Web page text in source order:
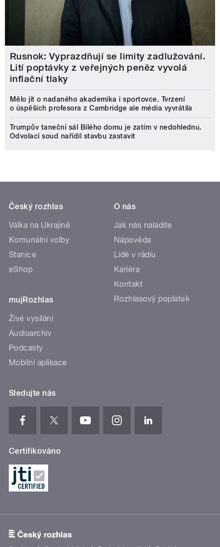
Rusnok: Vyprazdňují se limity zadlužování.
Lití poptávky z veřejných peněz vyvolá
inflační tlaky
Mělo jít o nadaného akademika i sportovce. Tvrzení
o úspěších profesora z Cambridge ale média vyvrátila
Trumpův taneční sál Bílého domu je zatím v nedohlednu.
Odvolací soud nařídil stavbu zastavit
Český rozhlas
Válka na Ukrajině
Komunální volby
Stanice
eShop
mujRozhlas
Živé vysílání
Audioarchiv
Podcasty
Mobilní aplikace
O nás
Jak nás naladíte
Nápověda
Lidé v rádiu
Kariéra
Kontakt
Rozhlasový poplatek
Sledujte nás
Certifikováno